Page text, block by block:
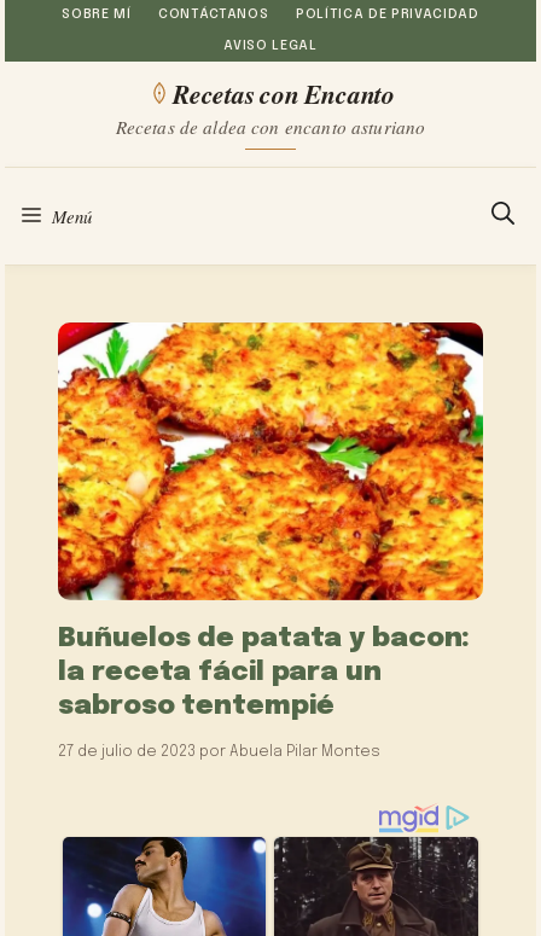
Saltar
al
SOBRE MÍ CONTÁCTANOS POLÍTICA DE PRIVACIDAD
AVISO LEGAL
Recetas con Encanto
Recetas de aldea con encanto asturiano
Menú
Buñuelos de patata y bacon:
la receta fácil para un
sabroso tentempié
27 de julio de 2023 por Abuela Pilar Montes